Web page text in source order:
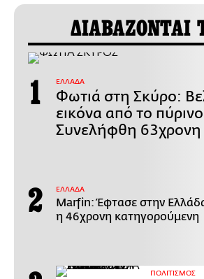
ΔΙΑΒΑΖΟΝΤΑΙ
ΕΛΛΑΔΑ
Φωτιά στη Σκύρο:
εικόνα από το
Συνελήφθη 63χρονη
ΕΛΛΑΔΑ
Marfin: Έφτασε στην
η 46χρονη κατηγορούμενη
ΠΟΛΙΤΙΣΜΟΣ